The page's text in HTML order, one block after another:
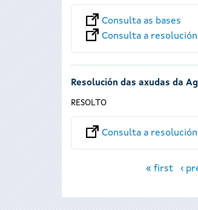
Consulta as bases
Consulta a resolución
Resolución das axudas da
RESOLTO
Consulta a resolución
« first ‹